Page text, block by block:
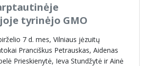
tyrinėjo GMO
7 d. mes, Vilniaus jėzuitų
Pranciškus Petrauskas, Aidenas
Prieskienytė, Ieva Stundžytė ir Ainė